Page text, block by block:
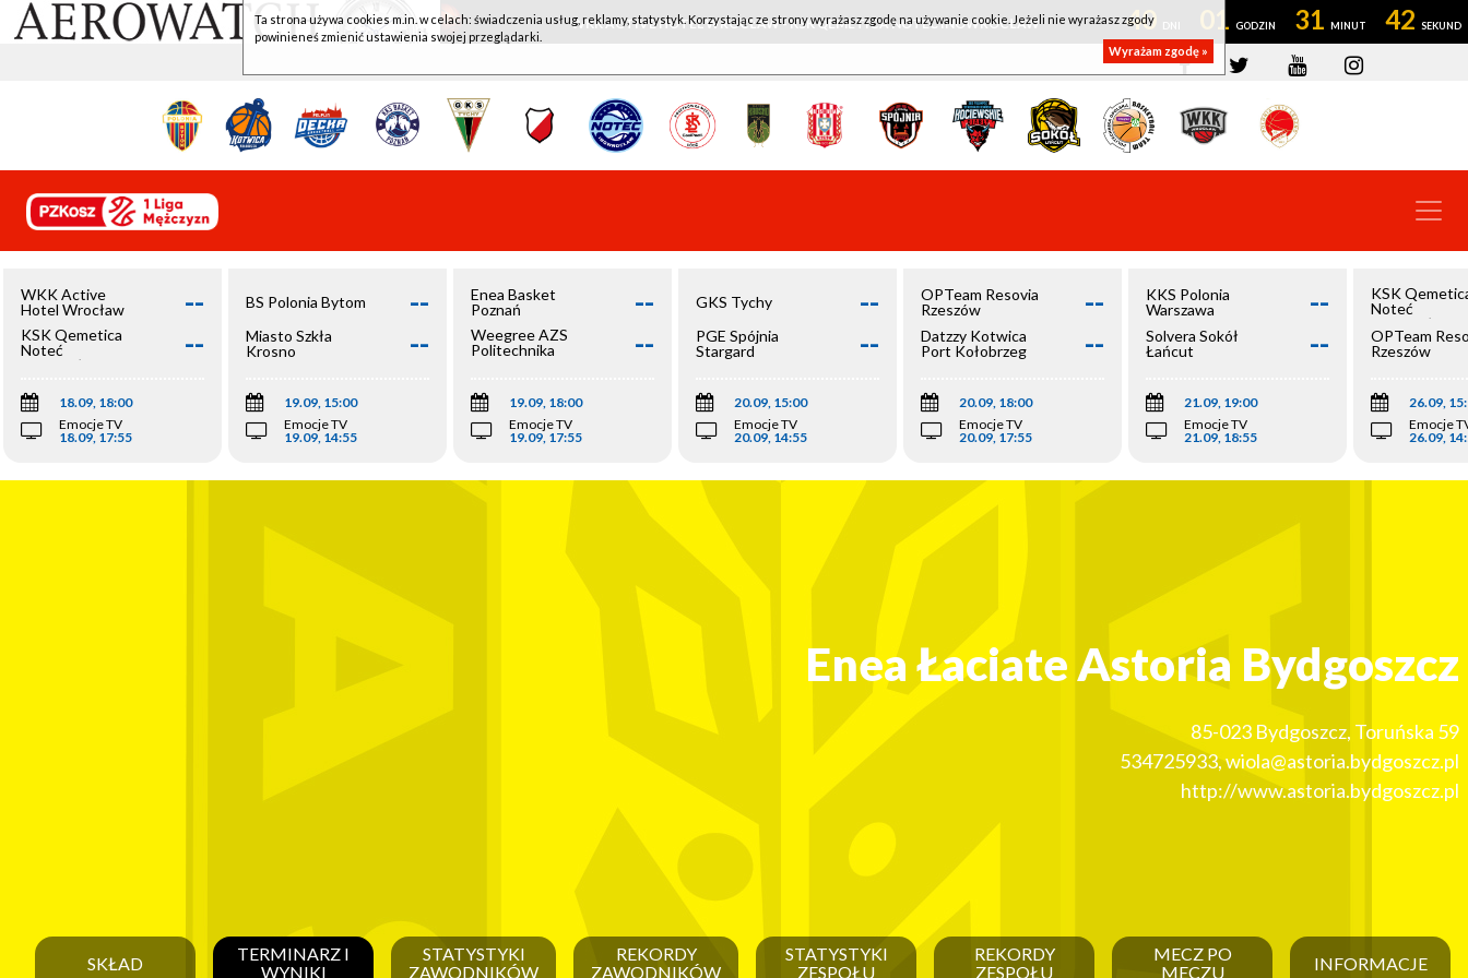
WKK ACTIVE HOTEL WROCŁAW - KSK QEMETICA NOTEĆ INOWROCŁAW 40 01 31 42
WKK Active
Hotel Wrocław
--
KSK Qemetica
Noteć
Inowrocław
--
18.09, 18:00
Emocje TV
18.09, 17:55
BS Polonia Bytom --
Miasto Szkła
Krosno
--
19.09, 15:00
Emocje TV
19.09, 14:55
Enea Basket
Poznań
--
Weegree AZS
Politechnika
--
19.09, 18:00
Emocje TV
19.09, 17:55
GKS Tychy --
PGE Spójnia
Stargard
--
20.09, 15:00
Emocje TV
20.09, 14:55
OPTeam Resovia
Rzeszów
--
Datzzy Kotwica
Port Kołobrzeg
--
20.09, 18:00
Emocje TV
20.09, 17:55
KKS Polonia
Warszawa
--
Solvera Sokół
Łańcut
--
21.09, 19:00
Emocje TV
21.09, 18:55
KSK
Noteć
Inowrocław
OPTeam
Rzeszów
26.09,
Emocje
26.09,
Enea Łaciate Astoria Bydgoszcz
85-023 Bydgoszcz, Toruńska 59
534725933,wiola@astoria.bydgoszcz.pl
http://www.astoria.bydgoszcz.pl
SKŁAD
TERMINARZ I
WYNIKI
STATYSTYKI
ZAWODNIKÓW
REKORDY
ZAWODNIKÓW
STATYSTYKI
ZESPOŁU
REKORDY
ZESPOŁU
MECZ PO
MECZU
INFORMACJE
Ta strona używa cookies m.in. w celach: świadczenia usług, reklamy, statystyk. Korzystając ze strony wyrażasz zgodę na używanie cookie. Jeżeli nie wyrażasz zgody
powinieneś zmienić ustawienia swojej przeglądarki.
Wyrażam zgodę »